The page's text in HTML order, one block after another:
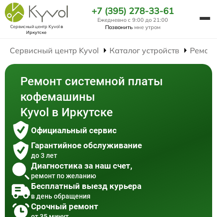
Сервисный центр Kyvolв
Иркутске
+7 (395) 278-33-61
Ежедневно с 9:00 до 21:00
Позвонить мне утром
Сервисный центр Kyvol Каталог устройств
Ремонт системной платы
кофемашины
Kyvol в Иркутске
Официальный сервис
Гарантийное обслуживание
до 3 лет
Диагностика за наш счет,
ремонт по желанию
Бесплатный выезд курьера
в день обращения
Срочный ремонт